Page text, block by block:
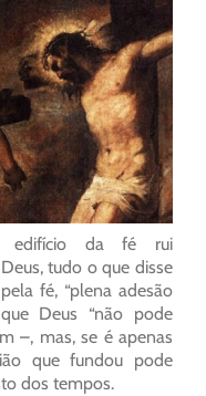
da fé rui
tudo o que disse
fé, “plena adesão
Deus “não pode
–, mas, se é apenas
que fundou pode
dos tempos.